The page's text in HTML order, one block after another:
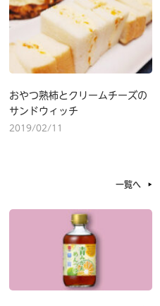
おやつ熟柿とクリームチーズの
サンドウィッチ
2019/02/11
一覧へ